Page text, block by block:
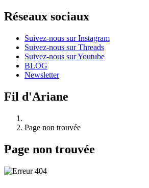
Réseaux sociaux
Suivez-nous sur Instagram
Suivez-nous sur Threads
Suivez-nous sur Youtube
BLOG
Newsletter
Fil d'Ariane
Page non trouvée
Page non trouvée